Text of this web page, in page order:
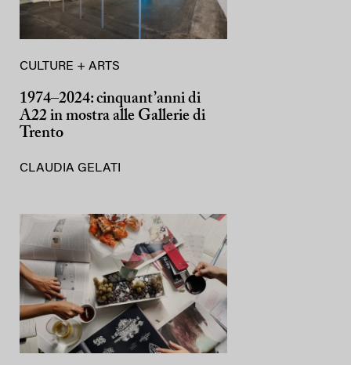
CULTURE + ARTS
1974–2024: cinquant’anni di
A22 in mostra alle Gallerie di
Trento
CLAUDIA GELATI